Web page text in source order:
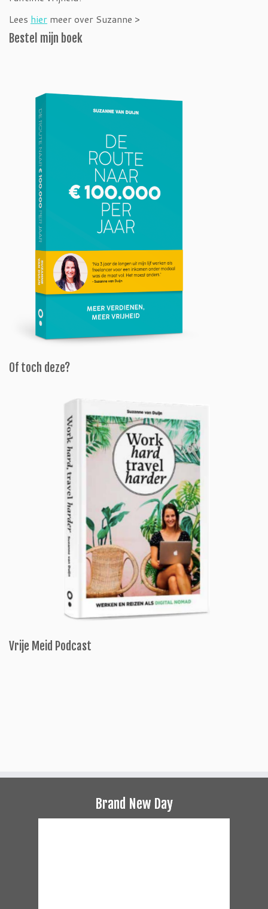
Lees hier meer over Suzanne >
Bestel mijn boek
Of toch deze?
Vrije Meid Podcast
Brand New Day